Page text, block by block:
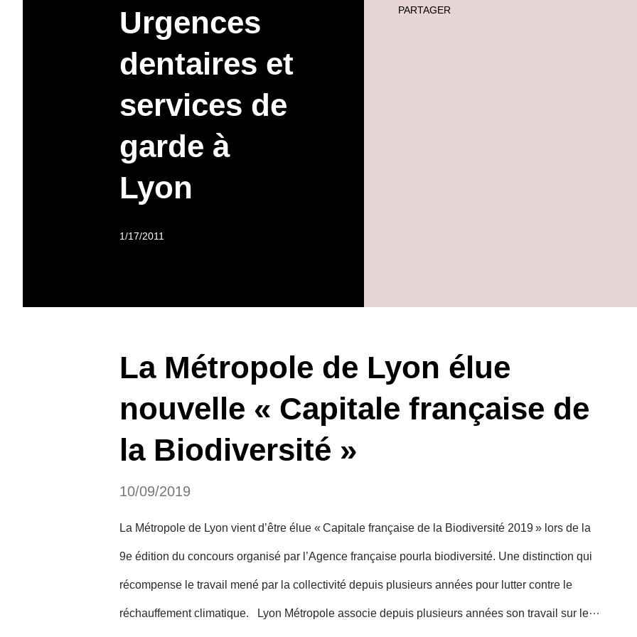
Urgences
dentaires et
services de
garde à
Lyon
1/17/2011
PARTAGER
La Métropole de Lyon élue
nouvelle « Capitale française de
la Biodiversité »
10/09/2019
La Métropole de Lyon vient d’être élue « Capitale française de la Biodiversité 2019 » lors de la
9e édition du concours organisé par l’Agence française pourla biodiversité. Une distinction qui
récompense le travail mené par la collectivité depuis plusieurs années pour lutter contre le
réchauffement climatique. Lyon Métropole associe depuis plusieurs années son travail sur le